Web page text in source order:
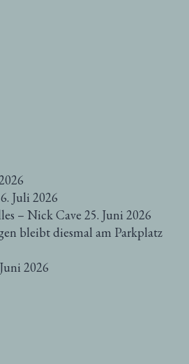
6. Juli 2026
– Nick Cave 25. Juni 2026
bleibt diesmal am Parkplatz
2026